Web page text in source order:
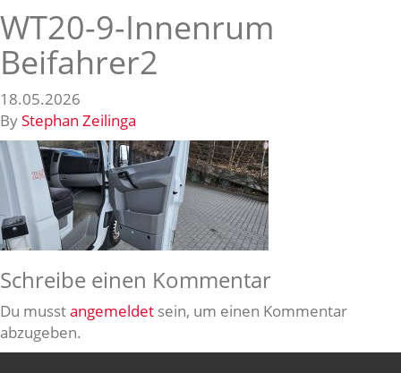
WT20-9-Innenrum
Beifahrer2
18.05.2026
ByStephan Zeilinga
Schreibe einen Kommentar
Du musstangemeldet sein, um einen Kommentar
abzugeben.